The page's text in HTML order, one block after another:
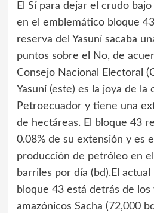
El Sí para dejar el crudo
en el emblemático bloque
reserva del Yasuní sacaba
puntos sobre el No, de
Consejo Nacional Electoral
Yasuní (este) es la joya de la
Petroecuador y tiene una
de hectáreas. El bloque 43
0.08% de su extensión y es
producción de petróleo en
barriles por día (bd).El
bloque 43 está detrás de los
amazónicos Sacha (72,000